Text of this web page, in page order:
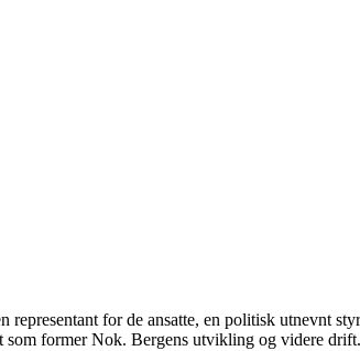
for de ansatte, en politisk utnevnt
som former Nok. Bergens utvikling og videre drift.